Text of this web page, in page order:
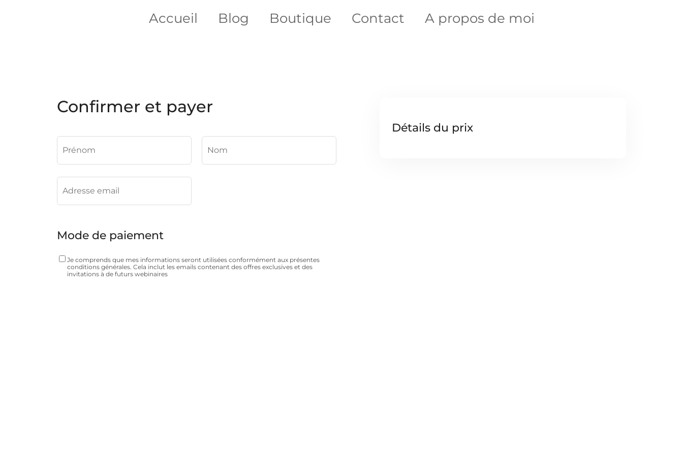
Accueil Blog Boutique Contact A propos de moi
Confirmer et payer
Mode de paiement
Je comprends que mes informations seront utilisées conformément aux présentes
conditions générales. Cela inclut les emails contenant des offres exclusives et des
invitations à de futurs webinaires
Détails du prix